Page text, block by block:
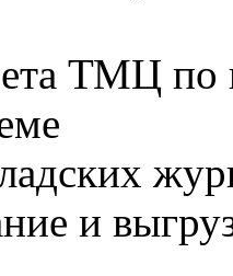
ТМЦ по
и